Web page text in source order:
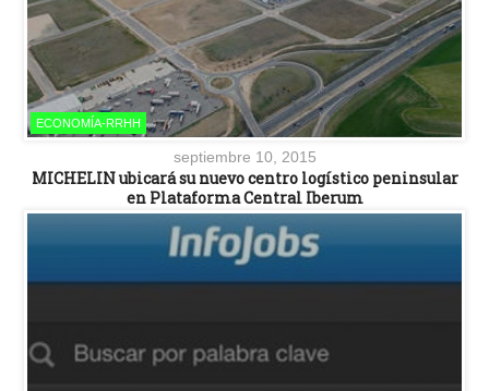
ECONOMÍA-RRHH
septiembre 10, 2015
MICHELIN ubicará su nuevo centro logístico peninsular
en Plataforma Central Iberum